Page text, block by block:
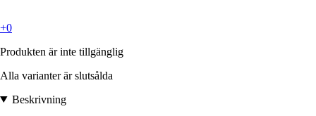
+0
Produkten är inte tillgänglig
Alla varianter är slutsålda
Beskrivning